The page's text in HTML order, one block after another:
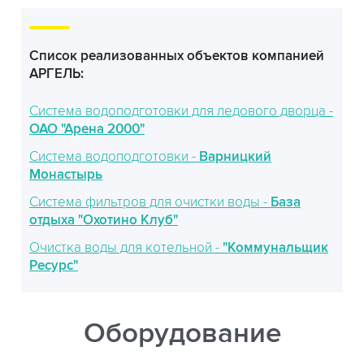
Список реализованных объектов компанией
АРГЕЛЬ:
Система водоподготовки для ледового дворца -
ОАО "Арена 2000"
Система водоподготовки - Варницкий
Монастырь
Система фильтров для очистки воды - База
отдыха "Охотино Клуб"
Очистка воды для котельной - "Коммунальщик
Ресурс"
Оборудование